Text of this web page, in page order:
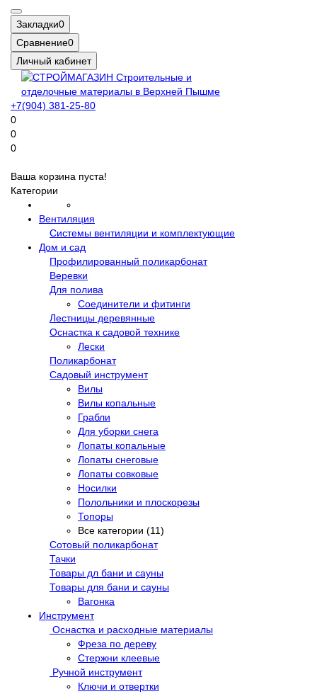
Закладки0
Сравнение0
Личный кабинет
+7(904) 381-25-80
0
0
0
Ваша корзина пуста!
Категории
Вентиляция
Системы вентиляции и комплектующие
Дом и сад
Профилированный поликарбонат
Веревки
Для полива
Соединители и фитинги
Лестницы деревянные
Оснастка к садовой технике
Лески
Поликарбонат
Садовый инструмент
Вилы
Вилы копальные
Грабли
Для уборки снега
Лопаты копальные
Лопаты снеговые
Лопаты совковые
Носилки
Полольники и плоскорезы
Топоры
Все категории (11)
Сотовый поликарбонат
Тачки
Товары дл бани и сауны
Товары для бани и сауны
Вагонка
Инструмент
Оснастка и расходные материалы
Фреза по дереву
Стержни клеевые
Ручной инструмент
Ключи и отвертки